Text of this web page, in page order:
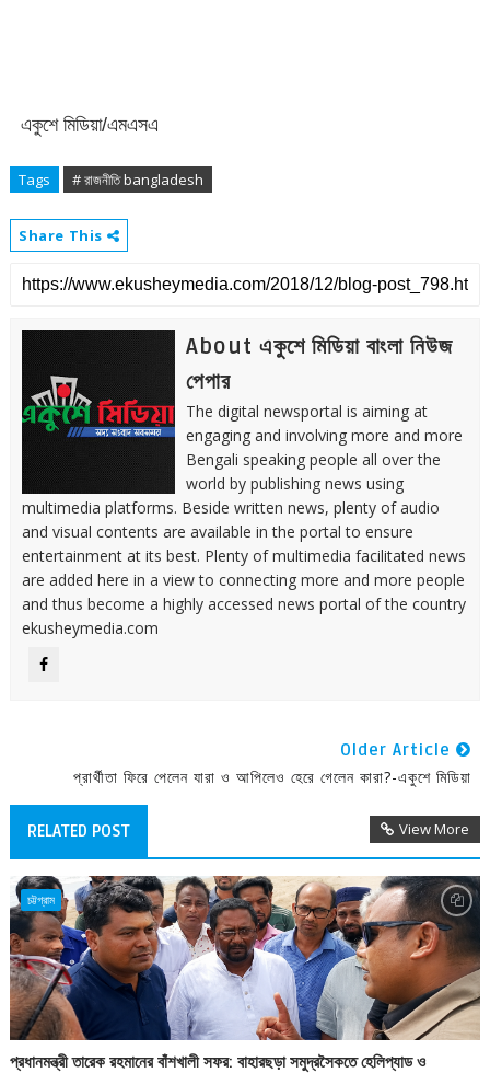
একুশে মিডিয়া/এমএসএ
Tags # রাজনীতি bangladesh
Share This
About একুশে মিডিয়া বাংলা নিউজ
পেপার
The digital newsportal is aiming at
engaging and involving more and more
Bengali speaking people all over the
world by publishing news using
multimedia platforms. Beside written news, plenty of audio
and visual contents are available in the portal to ensure
entertainment at its best. Plenty of multimedia facilitated news
are added here in a view to connecting more and more people
and thus become a highly accessed news portal of the country
ekusheymedia.com
Older Article
প্রার্থীতা ফিরে পেলেন যারা ও আপিলেও হেরে গেলেন কারা?-একুশে মিডিয়া
RELATED POST View More
চট্টগ্রাম
প্রধানমন্ত্রী তারেক রহমানের বাঁশখালী সফর: বাহারছড়া সমুদ্রসৈকতে হেলিপ্যাড ও